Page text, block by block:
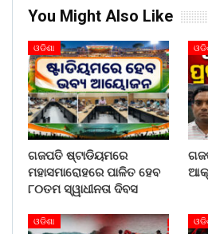
You Might Also Like
ଓଡିଶା
ଗଜପତି ଷ୍ଟାଡିୟମରେ
ମହାସମାରୋହରେ ପାଳିତ ହେବ
୮୦ତମ ସ୍ୱାଧୀନତା ଦିବସ
ଓଡିଶା